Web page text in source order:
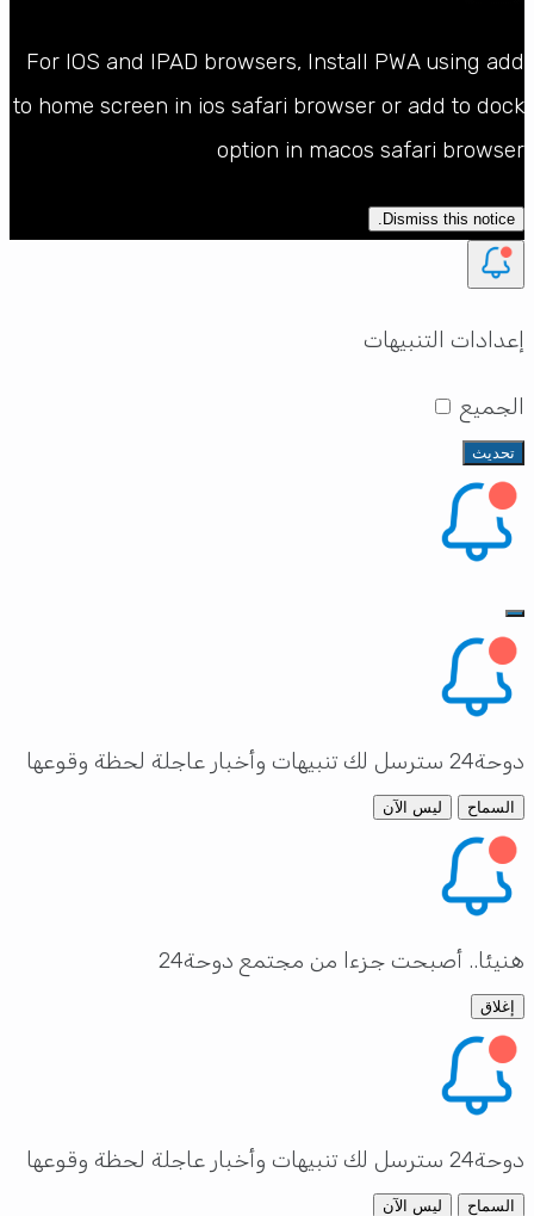
For IOS and IPAD browsers, Install PWA using add
to home screen in ios safari browser or add to dock
option in macos safari browser
Dismiss this notice.
إعدادات التنبيهات
الجميع
تحديث
دوحة24 سترسل لك تنبيهات وأخبار عاجلة لحظة وقوعها
السماح ليس الآن
هنيئا.. أصبحت جزءا من مجتمع دوحة24
إغلاق
دوحة24 سترسل لك تنبيهات وأخبار عاجلة لحظة وقوعها
السماح ليس الآن